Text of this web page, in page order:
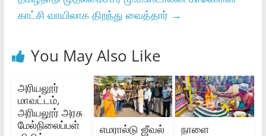
காட்சி வாயிலாக திறந்து வைத்தார் →
You May Also Like
அரியலூர்‌
மாவட்டம்‌,
அரியலூர்‌ அரசு
மேல்நிலைப்பள்
எமரால்டு ஜீவல்
நாளை